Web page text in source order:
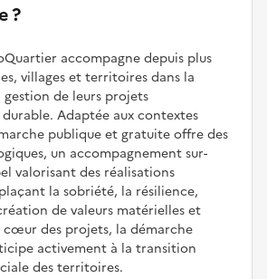
?
accompagne depuis plus
villages et territoires dans la
de leurs projets
Adaptée aux contextes
publique et gratuite offre des
un accompagnement sur-
valorisant des réalisations
la sobriété, la résilience,
de valeurs matérielles et
cœur des projets, la démarche
activement à la transition
des territoires.